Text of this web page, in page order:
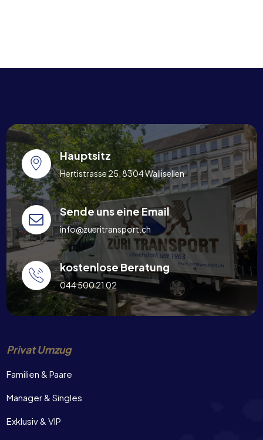
Hauptsitz
Hertistrasse 25, 8304 Wallisellen
Sende uns eine Email
info@zueritransport.ch
kostenlose Beratung
044 500 21 02
Privat Umzug
Familien & Paare
Manager & Singles
Exklusiv & VIP